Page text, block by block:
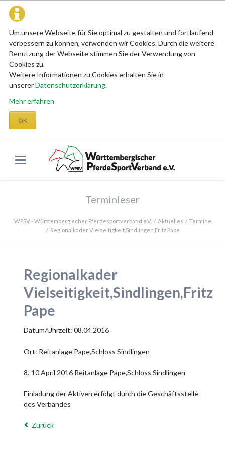
Um unsere Webseite für Sie optimal zu gestalten und fortlaufend
verbessern zu können, verwenden wir Cookies. Durch die weitere
Benutzung der Webseite stimmen Sie der Verwendung von
Cookies zu.
Weitere Informationen zu Cookies erhalten Sie in
unsererDatenschutzerklärung.
Mehr erfahren
OK
Terminleser
WPSV - Württembergischer Pferdesportverband e.V. Aktuelles
Termine
Regionalkader Vielseitigkeit,Sindlingen,Fritz Pape
Regionalkader
Vielseitigkeit,Sindlingen,Fritz
Pape
Datum/Uhrzeit: 08.04.2016
Ort: Reitanlage Pape,Schloss Sindlingen
8.-10.April 2016 Reitanlage Pape,Schloss Sindlingen
Einladung der Aktiven erfolgt durch die Geschäftsstelle
des Verbandes
Zurück